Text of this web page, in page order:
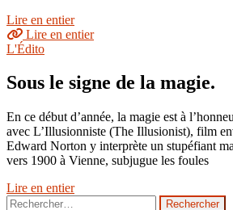
Lire en entier
Lire en entier
L'Édito
Sous le signe de la magie.
En ce début d’année, la magie est à
avec L’Illusionniste (The Illusionist), film
Edward Norton y interprète un stupéfiant
vers 1900 à Vienne, subjugue les foules
Lire en entier
Rechercher :